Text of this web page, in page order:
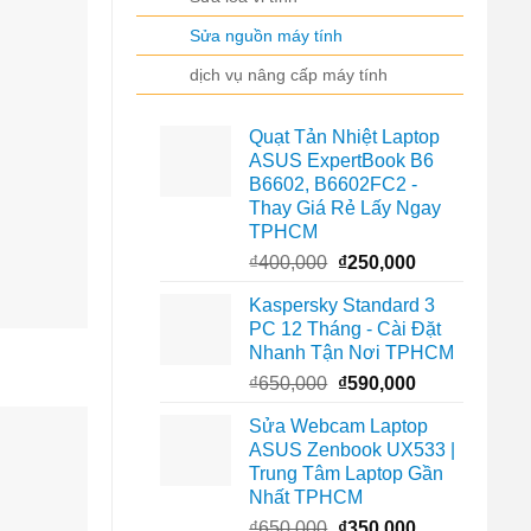
Sửa nguồn máy tính
dịch vụ nâng cấp máy tính
Quạt Tản Nhiệt Laptop
ASUS ExpertBook B6
B6602, B6602FC2 -
Thay Giá Rẻ Lấy Ngay
TPHCM
₫400,000 Giá
là:
₫400,000.
₫250,000Giá
tại
là:
₫250,000.
Kaspersky Standard 3
PC 12 Tháng - Cài Đặt
Nhanh Tận Nơi TPHCM
₫650,000 Giá
là:
₫650,000.
₫590,000Giá
tại
là:
₫590,000.
Sửa Webcam Laptop
ASUS Zenbook UX533 |
Trung Tâm Laptop Gần
Nhất TPHCM
Giá Giá